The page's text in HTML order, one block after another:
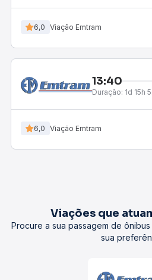
6,0 Viação Emtram
13:40
Duração: 1d 15h
6,0 Viação Emtram
Viações que
Procure a sua passagem de
sua